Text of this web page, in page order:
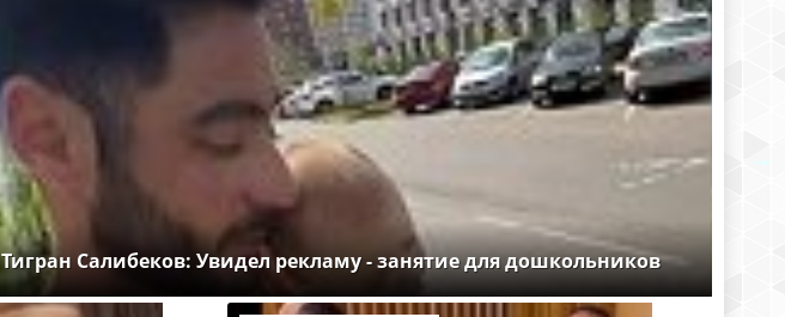
Тигран Салибеков: Увидел рекламу - занятие для дошкольников